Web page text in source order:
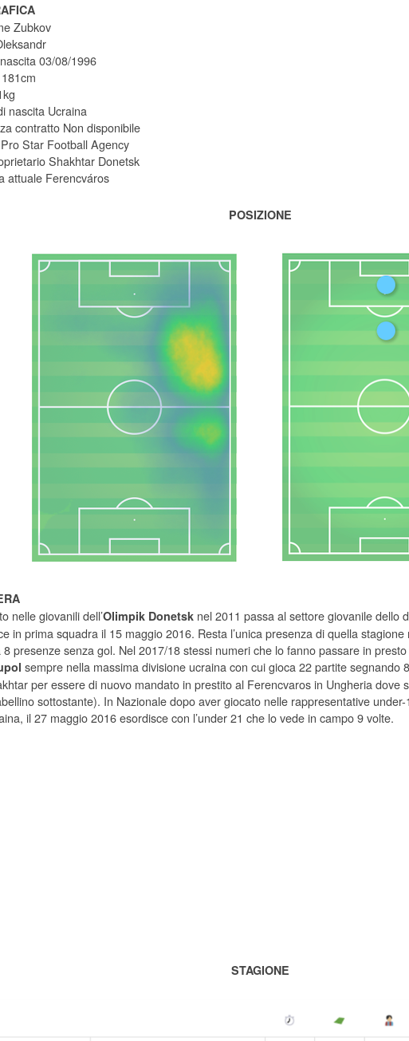
Zubkov
03/08/1996
nascita Ucraina
contratto Non disponibile
Star Football Agency
Shakhtar Donetsk
attuale Ferencváros
POSIZIONE
nelle giovanili dell’Olimpik Donetsk nel 2011 passa al settore giovanile dello
in prima squadra il 15 maggio 2016. Resta l’unica presenza di quella
8 presenze senza gol. Nel 2017/18 stessi numeri che lo fanno passare in
sempre nella massima divisione ucraina con cui gioca 22 partite segnando
per essere di nuovo mandato in prestito al Ferencvaros in Ungheria dove
sottostante). In Nazionale dopo aver giocato nelle rappresentative
il 27 maggio 2016 esordisce con l’under 21 che lo vede in campo 9 volte.
STAGIONE